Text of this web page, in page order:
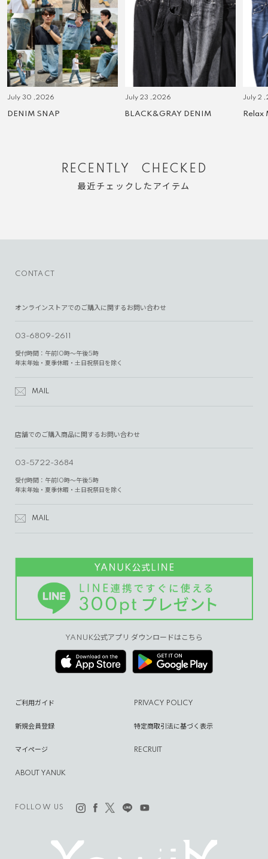
July 30 ,2026
DENIM SNAP
July 23 ,2026
BLACK&GRAY DENIM
July 2
Relax
RECENTLY CHECKED
最近チェックしたアイテム
CONTACT
オンラインストアでのご購入に関するお問い合わせ
03-6809-2611
受付時間：午前10時～午後5時
年末年始・夏季休暇・土日祝祭日を除く
MAIL
店舗でのご購入商品に関するお問い合わせ
03-5722-3684
受付時間：午前10時～午後5時
年末年始・夏季休暇・土日祝祭日を除く
MAIL
YANUK公式アプリ ダウンロードはこちら
FOLLOW US
ご利用ガイド PRIVACY POLICY
新規会員登録 特定商取引法に基づく表示
マイページ RECRUIT
ABOUT YANUK